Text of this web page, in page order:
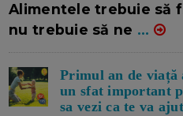
Alimentele trebuie să
nu trebuie să ne ...
Primul an de viață
un sfat important
sa vezi ca te va